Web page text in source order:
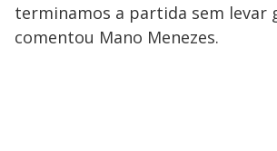
terminamos a partida sem levar
comentou Mano Menezes.